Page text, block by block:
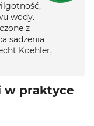
wody.
z
sadzenia
Koehler,
w praktyce